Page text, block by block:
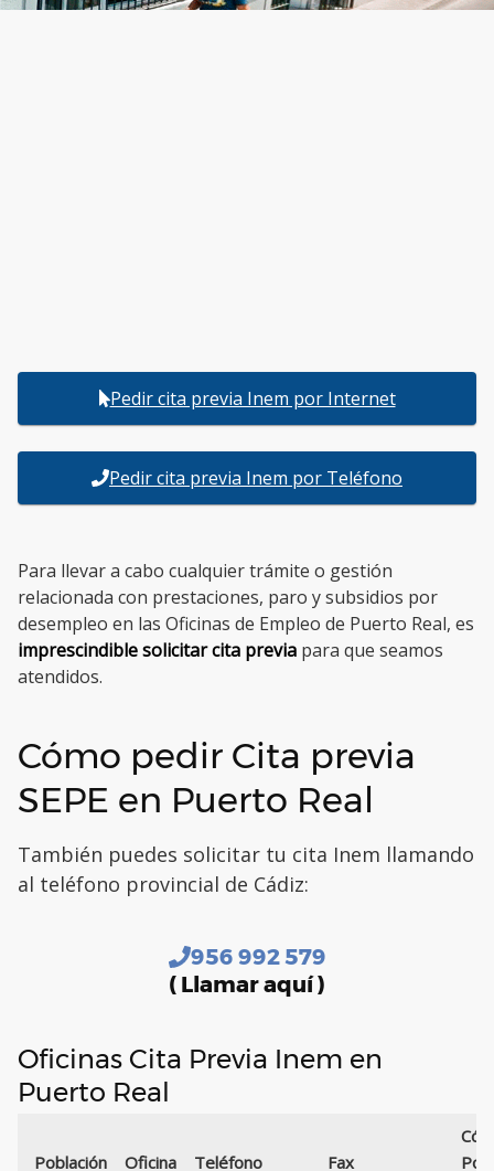
Pedir cita previa Inem por Internet
Pedir cita previa Inem por Teléfono
Para llevar a cabo cualquier trámite o gestión
relacionada con prestaciones, paro y subsidios por
desempleo en las Oficinas de Empleo de Puerto Real, es
imprescindible solicitar cita previa para que seamos
atendidos.
Cómo pedir Cita previa
SEPE en Puerto Real
También puedes solicitar tu cita Inem llamando
al teléfono provincial de Cádiz:
956 992 579
( Llamar aquí )
Oficinas Cita Previa Inem en
Puerto Real
Población Oficina Teléfono Fax